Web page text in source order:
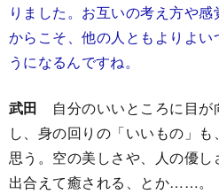
りました。お互いの考え方や
からこそ、他の人ともよりよ
うになるんですね。
武田 自分のいいところに目が
し、身の回りの「いいもの」
思う。空の美しさや、人の優
出合えて癒される、とか……。